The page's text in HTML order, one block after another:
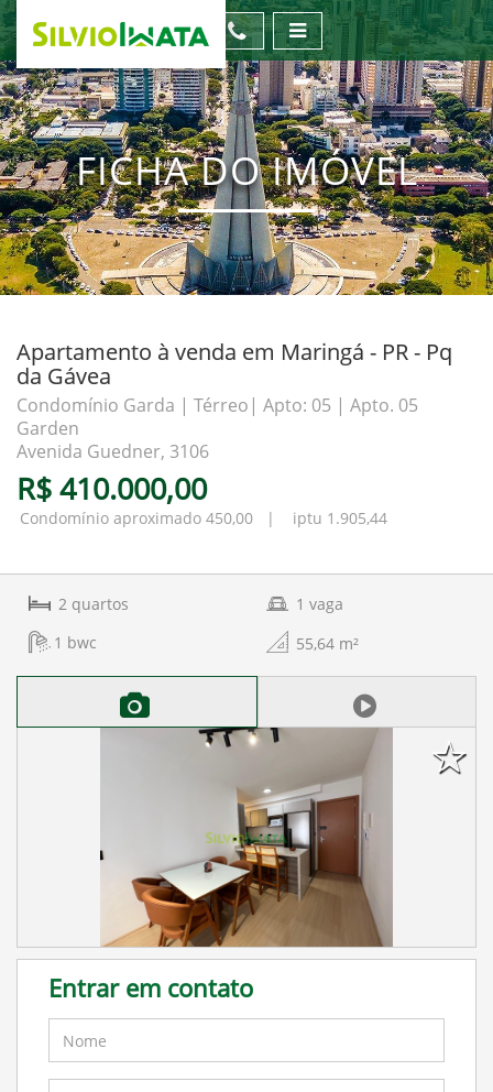
FICHA DO IMÓVEL
Apartamento à venda em Maringá - PR - Pq
da Gávea
Condomínio Garda | Térreo| Apto: 05 | Apto. 05
Garden
Avenida Guedner, 3106
R$ 410.000,00
Condomínio aproximado 450,00 | iptu 1.905,44
2 quartos
1 bwc
1vaga
55,64 m²
Entrar em contato